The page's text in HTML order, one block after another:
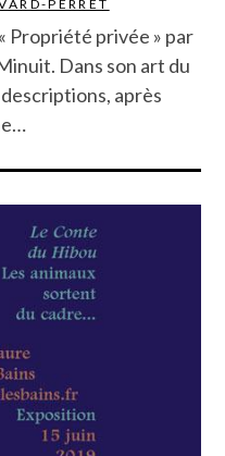
PERRET
Propriété privée » par
Dans son art du
après